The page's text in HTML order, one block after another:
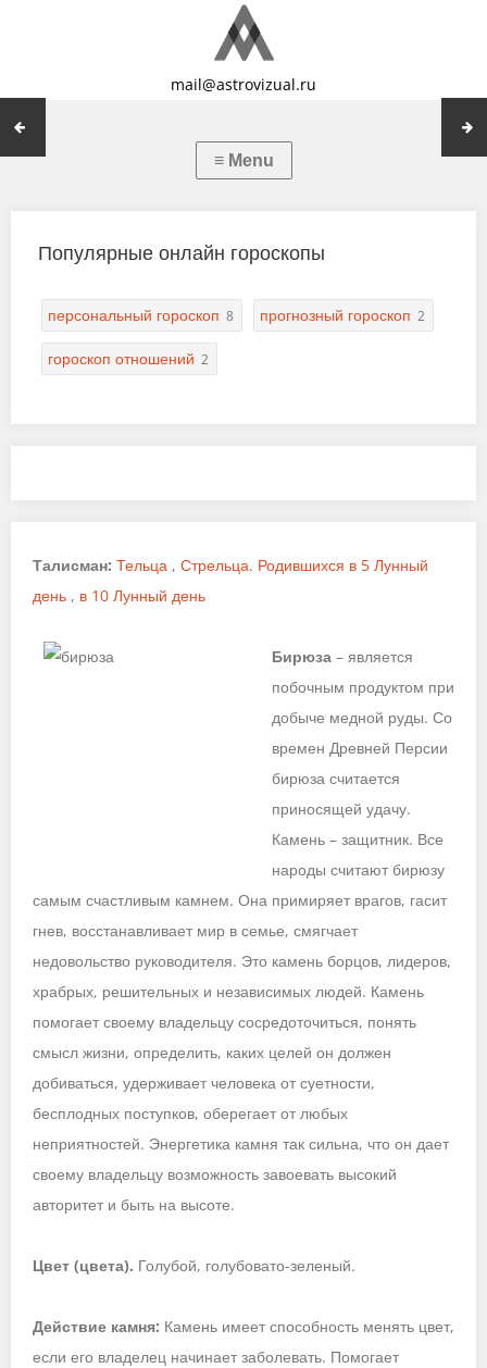
mail@astrovizual.ru
Популярные онлайн гороскопы
персональный гороскоп 8 прогнозный гороскоп 2
гороскоп отношений 2
Талисман: Тельца , Стрельца. Родившихся в 5 Лунный
день , в 10 Лунный день
Бирюза – является
побочным продуктом при
добыче медной руды. Со
времен Древней Персии
бирюза считается
приносящей удачу.
Камень – защитник. Все
народы считают бирюзу
самым счастливым камнем. Она примиряет врагов, гасит
гнев, восстанавливает мир в семье, смягчает
недовольство руководителя. Это камень борцов, лидеров,
храбрых, решительных и независимых людей. Камень
помогает своему владельцу сосредоточиться, понять
смысл жизни, определить, каких целей он должен
добиваться, удерживает человека от суетности,
бесплодных поступков, оберегает от любых
неприятностей. Энергетика камня так сильна, что он дает
своему владельцу возможность завоевать высокий
авторитет и быть на высоте.
Цвет (цвета). Голубой, голубовато-зеленый.
Действие камня: Камень имеет способность менять цвет,
если его владелец начинает заболевать. Помогает